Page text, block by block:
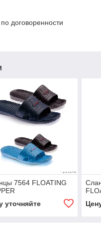
договоренности
7564 FLOATING
уточняйте